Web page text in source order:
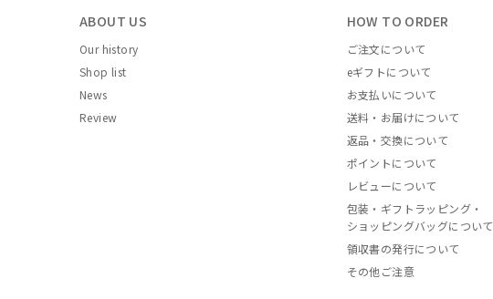
ABOUT US
Our history
Shop list
News
Review
HOW TO ORDER
ご注文について
eギフトについて
お支払いについて
送料・お届けについて
返品・交換について
ポイントについて
レビューについて
包装・ギフトラッピング・
ショッピングバッグについて
領収書の発行について
その他ご注意